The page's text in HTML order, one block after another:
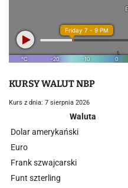
KURSY WALUT NBP
Kurs z dnia: 7 sierpnia 2026
Waluta
Dolar amerykański
Euro
Frank szwajcarski
Funt szterling